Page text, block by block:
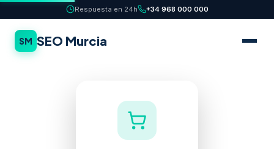
Respuesta en 24h +34 968 000 000
SM SEO Murcia